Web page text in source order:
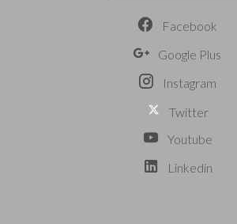
Facebook
Google Plus
Instagram
Twitter
Youtube
Linkedin